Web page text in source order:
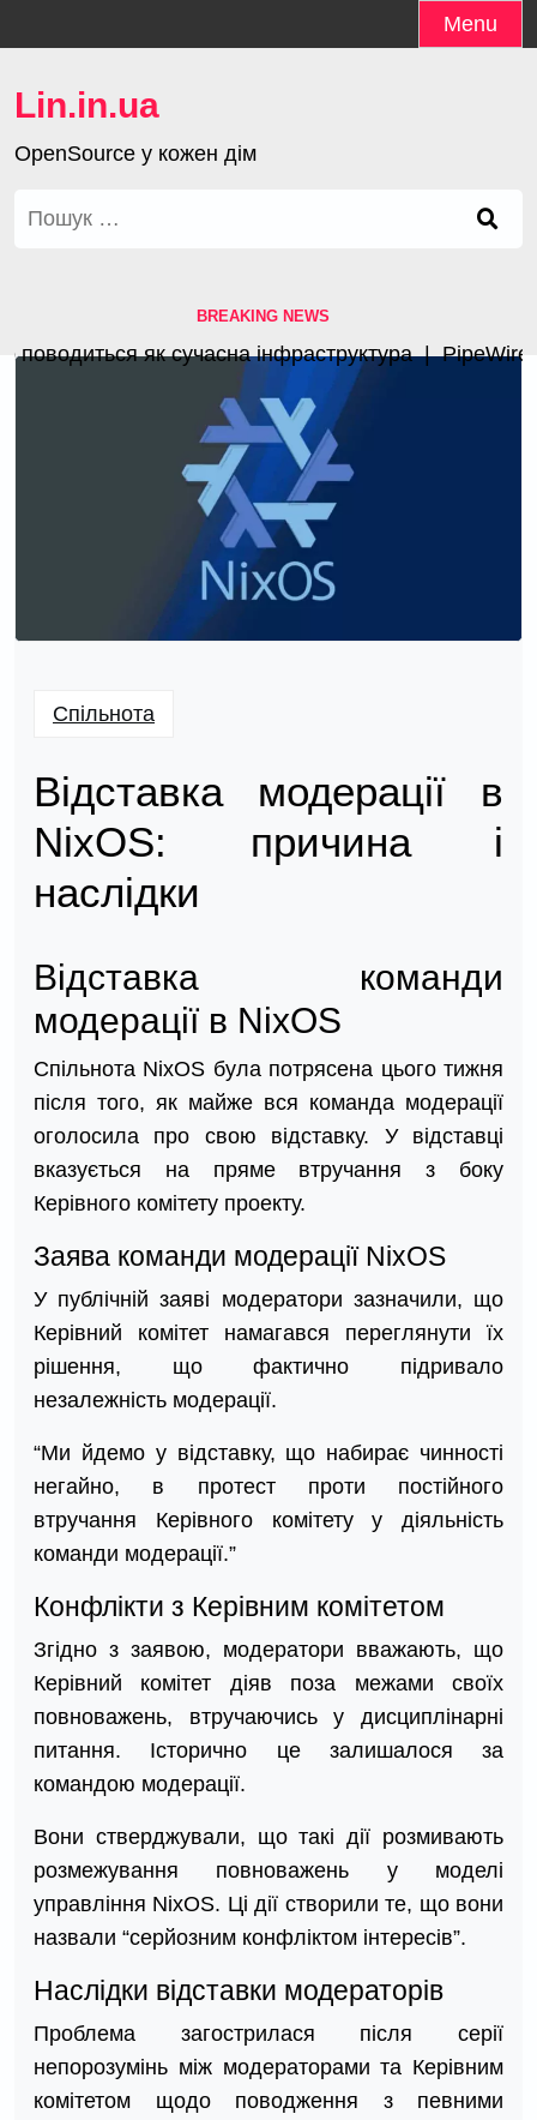
to
Menu
Lin.in.ua
OpenSource у кожен дім
Пошук:
BREAKING NEWS
як сучасна інфраструктура |PipeWire
Спільнота
Відставка модерації в
NixOS: причина і
наслідки
Відставка команди
модерації в NixOS
Спільнота NixOS була потрясена цього тижня
після того, як майже вся команда модерації
оголосила про свою відставку. У відставці
вказується на пряме втручання з боку
Керівного комітету проекту.
Заява команди модерації NixOS
У публічній заяві модератори зазначили, що
Керівний комітет намагався переглянути їх
рішення, що фактично підривало
незалежність модерації.
“Ми йдемо у відставку, що набирає чинності
негайно, в протест проти постійного
втручання Керівного комітету у діяльність
команди модерації.”
Конфлікти з Керівним комітетом
Згідно з заявою, модератори вважають, що
Керівний комітет діяв поза межами своїх
повноважень, втручаючись у дисциплінарні
питання. Історично це залишалося за
командою модерації.
Вони стверджували, що такі дії розмивають
розмежування повноважень у моделі
управління NixOS. Ці дії створили те, що вони
назвали “серйозним конфліктом інтересів”.
Наслідки відставки модераторів
Проблема загострилася після серії
непорозумінь між модераторами та Керівним
комітетом щодо поводження з певними